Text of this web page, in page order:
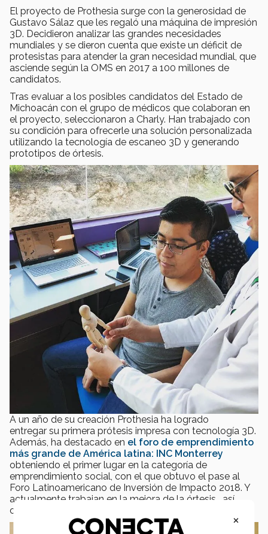
El proyecto de Prothesia surge con la generosidad de
Gustavo Sálaz que les regaló una máquina de impresión
3D. Decidieron analizar las grandes necesidades
mundiales y se dieron cuenta que existe un déficit de
protesistas para atender la gran necesidad mundial, que
asciende según la OMS en 2017 a 100 millones de
candidatos.
Tras evaluar a los posibles candidatos del Estado de
Michoacán con el grupo de médicos que colaboran en
el proyecto, seleccionaron a Charly. Han trabajado con
su condición para ofrecerle una solución personalizada
utilizando la tecnología de escaneo 3D y generando
prototipos de órtesis.
A un año de su creación Prothesia ha logrado
entregar su primera prótesis impresa con tecnología 3D.
Además, ha destacado en el foro de emprendimiento
más grande de América latina: INC Monterrey
obteniendo el primer lugar en la categoría de
emprendimiento social, con el que obtuvo el pase al
Foro Latinoamericano de Inversión de Impacto 2018. Y
actualmente trabajan en la mejora de la órtesis , así
como de los siguientes candidatos a prótesis.
×